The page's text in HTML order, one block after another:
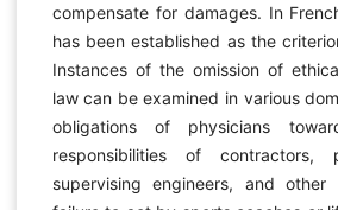
compensate for damages. In
has been established as the
Instances of the omission of
law can be examined in various
obligations of physicians
responsibilities of contractors,
supervising engineers, and other